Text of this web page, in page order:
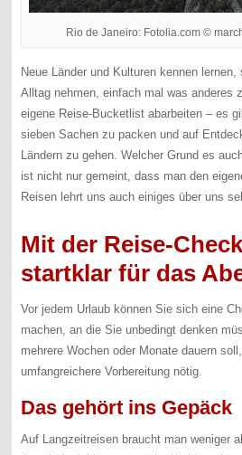
Rio de Janeiro: Fotolia.com ©
Neue Länder und Kulturen kennen
Alltag nehmen, einfach mal was anderes
eigene Reise-Bucketlist abarbeiten – es
sieben Sachen zu packen und auf
Ländern zu gehen. Welcher Grund es
ist nicht nur gemeint, dass man den
Reisen lehrt uns auch einiges über uns
Mit der Reise-
startklar für das
Vor jedem Urlaub können Sie sich eine
machen, an die Sie unbedingt denken
mehrere Wochen oder Monate dauern
umfangreichere Vorbereitung nötig.
Das gehört ins Gepäck
Auf Langzeitreisen braucht man weniger